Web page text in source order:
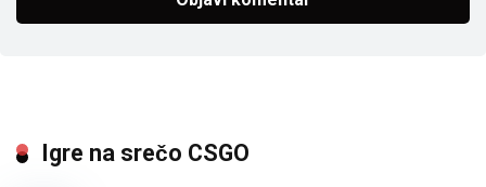
Igre na srečo CSGO